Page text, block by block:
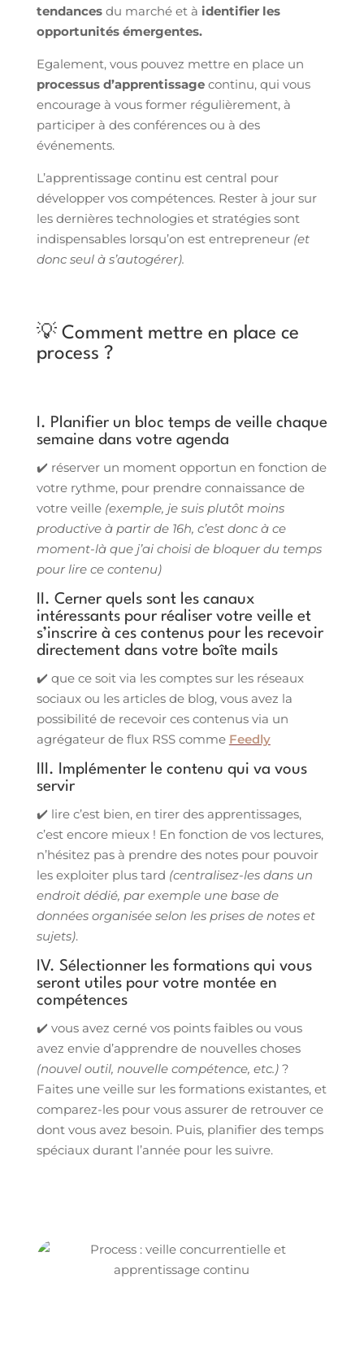
tendances du marché et à identifier les
opportunités émergentes.
Egalement, vous pouvez mettre en place un
processus d’apprentissagecontinu, qui vous
encourage à vous former régulièrement, à
participer à des conférences ou à des
événements.
L’apprentissage continu est central pour
développer vos compétences. Rester à jour sur
les dernières technologies et stratégies sont
indispensables lorsqu’on est entrepreneur (et
donc seul à s’autogérer).
💡 Comment mettre en place ce
process ?
I. Planifier un bloc temps de veille chaque
semaine dans votre agenda
✔️ réserver un moment opportun en fonction de
votre rythme, pour prendre connaissance de
votre veille (exemple, je suis plutôt moins
productive à partir de 16h, c’est donc à ce
moment-là que j’ai choisi de bloquer du temps
pour lire ce contenu)
II. Cerner quels sont les canaux
intéressants pour réaliser votre veille et
s’inscrire à ces contenus pour les recevoir
directement dans votre boîte mails
✔️ que ce soit via les comptes sur les réseaux
sociaux ou les articles de blog, vous avez la
possibilité de recevoir ces contenus via un
agrégateur de flux RSS comme Feedly
III. Implémenter le contenu qui va vous
servir
✔️ lire c’est bien, en tirer des apprentissages,
c’est encore mieux ! En fonction de vos lectures,
n’hésitez pas à prendre des notes pour pouvoir
les exploiter plus tard (centralisez-les dans un
endroit dédié, par exemple une base de
données organisée selon les prises de notes et
sujets).
IV. Sélectionner les formations qui vous
seront utiles pour votre montée en
compétences
✔️ vous avez cerné vos points faibles ou vous
avez envie d’apprendre de nouvelles choses
(nouvel outil, nouvelle compétence, etc.) ?
Faites une veille sur les formations existantes, et
comparez-les pour vous assurer de retrouver ce
dont vous avez besoin. Puis, planifier des temps
spéciaux durant l’année pour les suivre.